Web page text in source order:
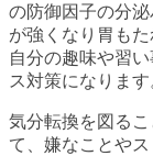
の防御因子の分
が強くなり胃も
自分の趣味や習
ス対策になります
気分転換を図る
て、嫌なことや